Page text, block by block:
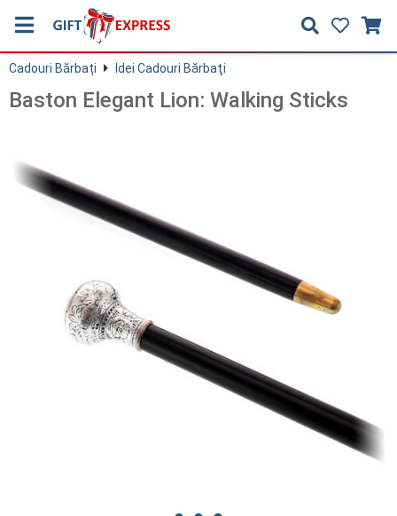
Cadouri Bărbați Idei Cadouri Bărbaţi
Baston Elegant Lion: Walking Sticks